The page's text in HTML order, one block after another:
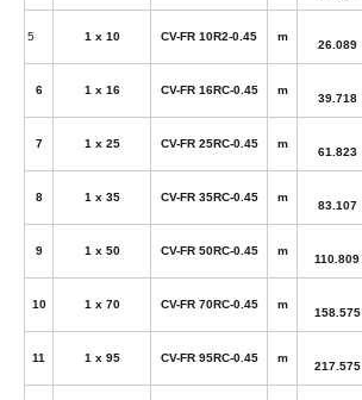
5 1 x 10 CV-FR 10R2-0.45 m
26.089
6 1 x 16 CV-FR 16RC-0.45 m
39.718
7 1 x 25 CV-FR 25RC-0.45 m
61.823
8 1 x 35 CV-FR 35RC-0.45 m
83.107
9 1 x 50 CV-FR 50RC-0.45 m
110.809
10 1 x 70 CV-FR 70RC-0.45 m
158.575
11 1 x 95 CV-FR 95RC-0.45 m
217.575